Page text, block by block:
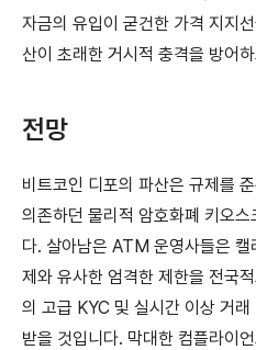
자금의 유입이 굳건한 가격 지지
산이 초래한 거시적 충격을 방어
전망
비트코인 디포의 파산은 규제를
의존하던 물리적 암호화폐 키오
다. 살아남은 ATM 운영사들은
제와 유사한 엄격한 제한을 전국
의 고급 KYC 및 실시간 이상 거
받을 것입니다. 막대한 컴플라이